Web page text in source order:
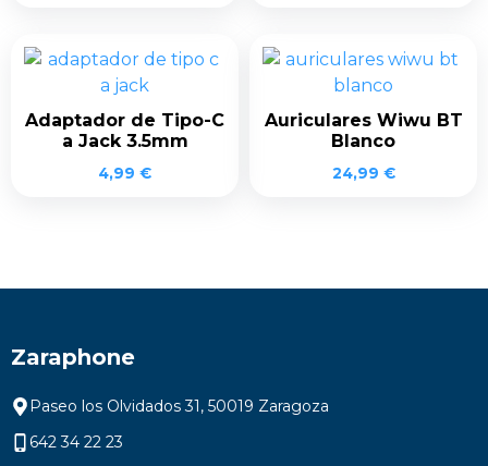
Adaptador de Tipo-C
a Jack 3.5mm
4,99 €
Auriculares Wiwu BT
Blanco
24,99 €
Zaraphone
Paseo los Olvidados 31, 50019 Zaragoza
642 34 22 23